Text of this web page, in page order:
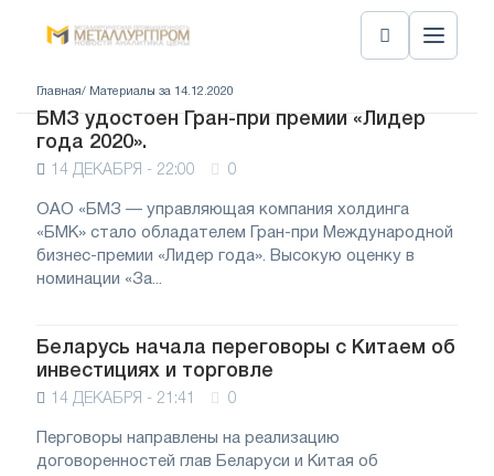
Главная/ Материалы за 14.12.2020
БМЗ удостоен Гран-при премии «Лидер
года 2020».
14 ДЕКАБРЯ - 22:00 0
ОАО «БМЗ — управляющая компания холдинга
«БМК» стало обладателем Гран-при Международной
бизнес-премии «Лидер года». Высокую оценку в
номинации «За...
Беларусь начала переговоры с Китаем об
инвестициях и торговле
14 ДЕКАБРЯ - 21:41 0
Перговоры направлены на реализацию
договоренностей глав Беларуси и Китая об